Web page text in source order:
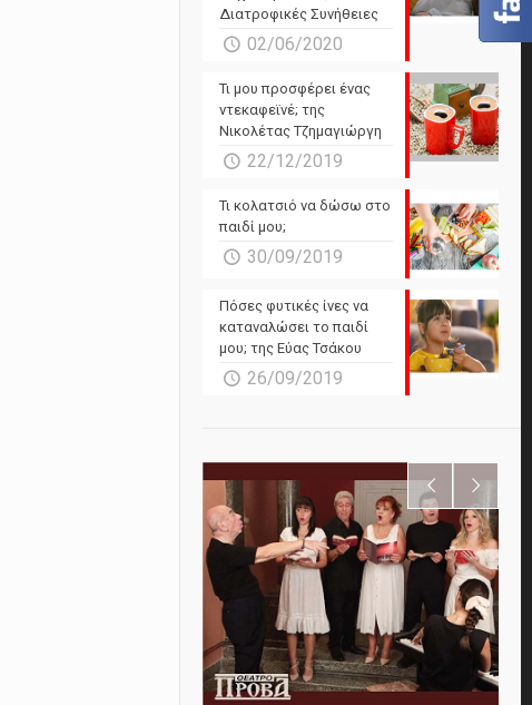
Διατροφικές Συνήθειες
02/06/2020
Τι μου προσφέρει ένας
ντεκαφεϊνέ; της
Νικολέτας Τζημαγιώργη
22/12/2019
Τι κολατσιό να δώσω στο
παιδί μου;
30/09/2019
Πόσες φυτικές ίνες να
καταναλώσει το παιδί
μου; της Εύας Τσάκου
26/09/2019